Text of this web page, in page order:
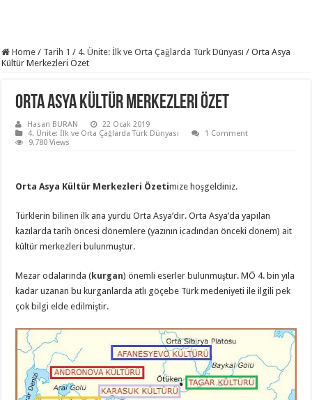
Home / Tarih 1 / 4. Ünite: İlk ve Orta Çağlarda Türk Dünyası / Orta Asya
Kültür Merkezleri Özet
Orta Asya Kültür Merkezleri Özet
Hasan BURAN
22 Ocak 2019
4. Ünite: İlk ve Orta Çağlarda Türk Dünyası
1 Comment
9,780 Views
Orta Asya Kültür Merkezleri Özetimize hoşgeldiniz.
Türklerin bilinen ilk ana yurdu Orta Asya’dır. Orta Asya’da yapılan
kazılarda tarih öncesi dönemlere (yazının icadından önceki dönem) ait
kültür merkezleri bulunmuştur.
Mezar odalarında ( kurgan) önemli eserler bulunmuştur. MÖ 4. bin yıla
kadar uzanan bu kurganlarda atlı göçebe Türk medeniyeti ile ilgili pek
çok bilgi elde edilmiştir.